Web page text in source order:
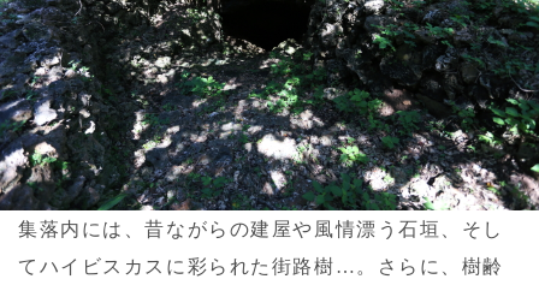
集落内には、昔ながらの建屋や風情漂う石垣、そし
てハイビスカスに彩られた街路樹…。さらに、樹齢